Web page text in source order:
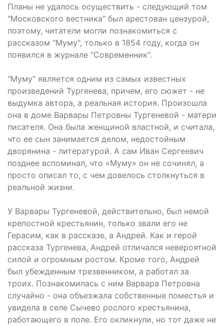
Планы не удалось осуществить - следующий том
"Московского вестника" был арестован цензурой,
поэтому, читатели могли познакомиться с
рассказом "Муму", только в 1854 году, когда он
появился в журнале "Современник".
"Муму" является одним из самых известных
произведений Тургенева, причем, его сюжет - не
выдумка автора, а реальная история. Произошла
она в доме Варвары Петровны Тургеневой - матери
писателя. Она была женщиной властной, и считала,
что ее сын занимается делом, недостойным
дворянина - литературой. А сам Иван Сергеевич
позднее вспоминал, что «Муму» он не сочинял, а
просто описал то, с чем довелось столкнуться в
реальной жизни.
У Варвары Тургеневой, действительно, был немой
крепостной крестьянин, только звали его не
Герасим, как в рассказе, а Андрей. Как и герой
рассказа Тургенева, Андрей отличался невероятной
силой и огромным ростом. Кроме того, Андрей
был убежденным трезвенником, а работал за
троих. Познакомилась с ним Варвара Петровна
случайно - она объезжала собственные поместья и
увидела в селе Сычево рослого крестьянина,
работающего в поле. Его окликнули, но тот даже не